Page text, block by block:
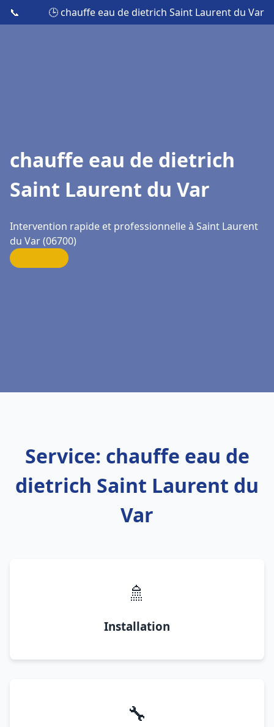
📞 🕒 chauffe eau de dietrich Saint Laurent du Var
chauffe eau de dietrich
Saint Laurent du Var
Intervention rapide et professionnelle à Saint Laurent
du Var (06700)
Service: chauffe eau de
dietrich Saint Laurent du
Var
🚿
Installation
🔧